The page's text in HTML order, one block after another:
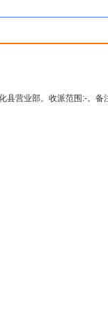
县营业部。收派范围:-。备